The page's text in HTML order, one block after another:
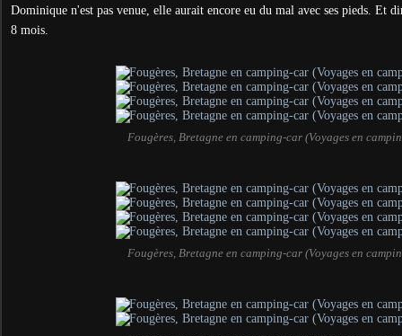
Dominique n'est pas venue, elle aurait encore eu du mal avec ses pieds. Et
8 mois.
Fougères, Bretagne en camping-car (Voyages en
Fougères, Bretagne en camping-car (Voyages en